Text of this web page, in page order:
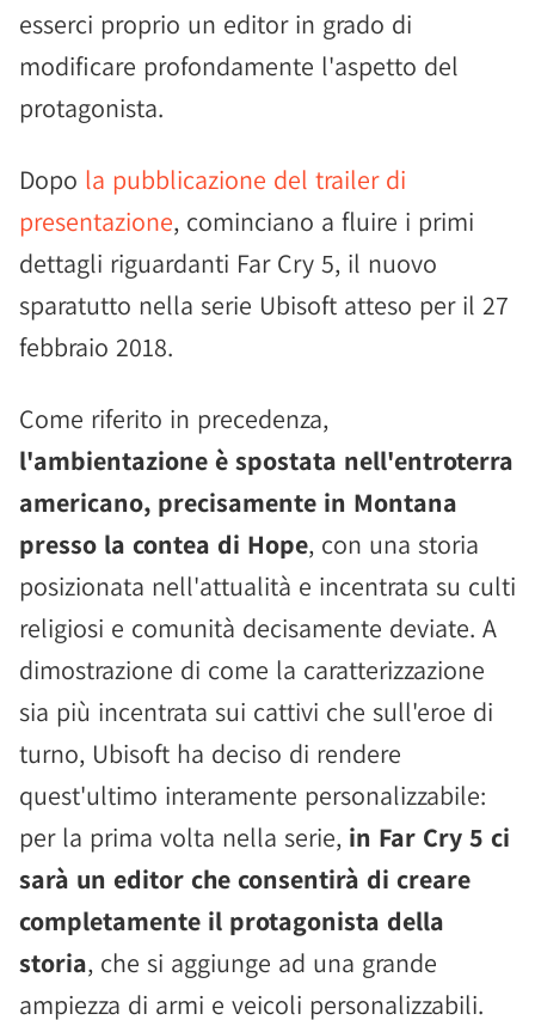
esserci proprio un editor in grado di
modificare profondamente l'aspetto del
protagonista.
Dopo la pubblicazione del trailer di
presentazione, cominciano a fluire i primi
dettagli riguardanti Far Cry 5, il nuovo
sparatutto nella serie Ubisoft atteso per il 27
febbraio 2018.
Come riferito in precedenza,
l'ambientazione è spostata nell'entroterra
americano, precisamente in Montana
presso la contea di Hope, con una storia
posizionata nell'attualità e incentrata su culti
religiosi e comunità decisamente deviate. A
dimostrazione di come la caratterizzazione
sia più incentrata sui cattivi che sull'eroe di
turno, Ubisoft ha deciso di rendere
quest'ultimo interamente personalizzabile:
per la prima volta nella serie, in Far Cry 5 ci
sarà un editor che consentirà di creare
completamente il protagonista della
storia, che si aggiunge ad una grande
ampiezza di armi e veicoli personalizzabili.